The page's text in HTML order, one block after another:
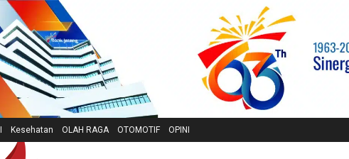
Kesehatan OLAH RAGA OTOMOTIF OPINI